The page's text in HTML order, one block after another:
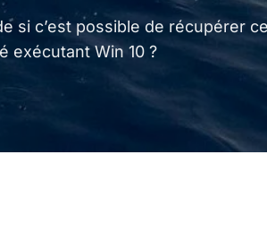
si c’est possible de récupérer
exécutant Win 10 ?